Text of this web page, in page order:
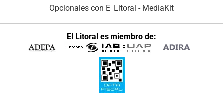
Opcionales con El Litoral - MediaKit
El Litoral es miembro de: